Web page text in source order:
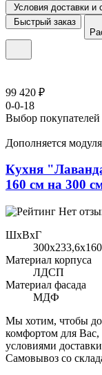
Условия доставки и
Быстрый заказ
99 420 ₽
0-0-18
Выбор покупателей
Дополняется
Кухня
160 см на 300
Нет
ШхВхГ
Материал корпуса
ЛДСП
Материал фасада
МДФ
Мы хотим, чтобы
комфортом для Вас,
условиями
Самовывоз со